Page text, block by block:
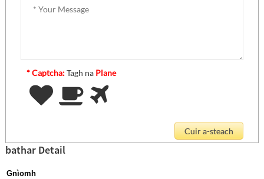
* Captcha:Tagh na Plane
bathar Detail
Gnìomh